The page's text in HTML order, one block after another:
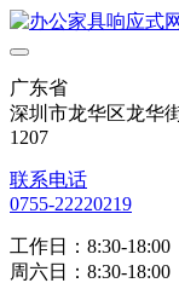
广东省
深圳市龙华区龙华
1207
联系电话
0755-22220219
工作日：8:30-18:00
周六日：8:30-18:00